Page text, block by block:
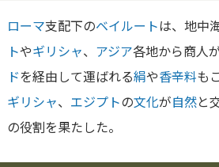
ローマ支配下のベイルートは、地中
トやギリシャ、 アジア各地から商人
ドを経由して運ばれる絹や香辛料も
ギリシャ、 エジプトの文化が自然と
の役割を果たした。